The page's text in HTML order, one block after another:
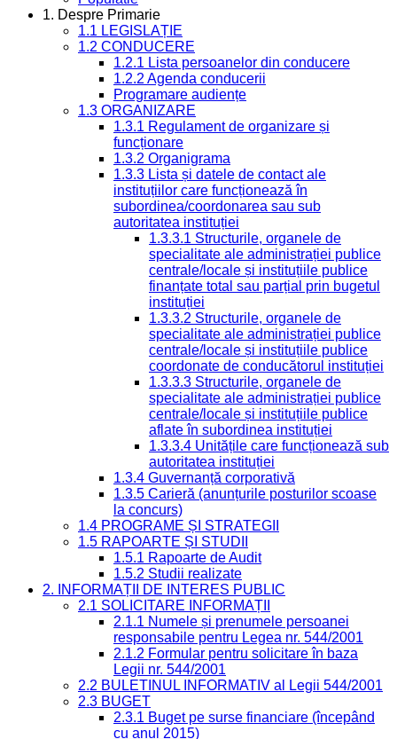
1. Despre Primarie
1.1 LEGISLAȚIE
1.2 CONDUCERE
1.2.1 Lista persoanelor din conducere
1.2.2 Agenda conducerii
Programare audiențe
1.3 ORGANIZARE
1.3.1 Regulament de organizare și
funcționare
1.3.2 Organigrama
1.3.3 Lista și datele de contact ale
instituțiilor care funcționează în
subordinea/coordonarea sau sub
autoritatea instituției
1.3.3.1 Structurile, organele de
specialitate ale administrației publice
centrale/locale și instituțiile publice
finanțate total sau parțial prin bugetul
instituției
1.3.3.2 Structurile, organele de
specialitate ale administrației publice
centrale/locale și instituțiile publice
coordonate de conducătorul instituției
1.3.3.3 Structurile, organele de
specialitate ale administrației publice
centrale/locale și instituțiile publice
aflate în subordinea instituției
1.3.3.4 Unitățile care funcționează sub
autoritatea instituției
1.3.4 Guvernanță corporativă
1.3.5 Carieră (anunțurile posturilor scoase
la concurs)
1.4 PROGRAME ȘI STRATEGII
1.5 RAPOARTE ȘI STUDII
1.5.1 Rapoarte de Audit
1.5.2 Studii realizate
2. INFORMAȚII DE INTERES PUBLIC
2.1 SOLICITARE INFORMAȚII
2.1.1 Numele și prenumele persoanei
responsabile pentru Legea nr. 544/2001
2.1.2 Formular pentru solicitare în baza
Legii nr. 544/2001
2.2 BULETINUL INFORMATIV al Legii 544/2001
2.3 BUGET
2.3.1 Buget pe surse financiare (începând
cu anul 2015)